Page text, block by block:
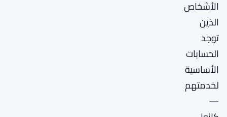
الأشخاص
الذين
توجد
الحسابات
الأساسية
لخدمتهم
—